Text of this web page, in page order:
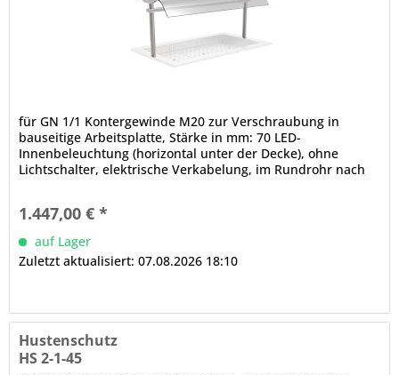
für GN 1/1 Kontergewinde M20 zur Verschraubung in
bauseitige Arbeitsplatte, Stärke in mm: 70 LED-
Innenbeleuchtung (horizontal unter der Decke), ohne
Lichtschalter, elektrische Verkabelung, im Rundrohr nach
Tiefe wahlweise fixierbar Hinweis: Auch mit geradem oder...
1.447,00 € *
auf Lager
Zuletzt aktualisiert: 07.08.2026 18:10
Hustenschutz
HS 2-1-45